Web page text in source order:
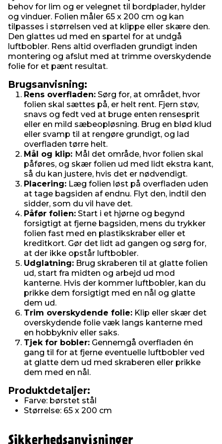
behov for lim og er velegnet til bordplader, hylder
og vinduer. Folien måler 65 x 200 cm og kan
tilpasses i størrelsen ved at klippe eller skære den.
Den glattes ud med en spartel for at undgå
luftbobler. Rens altid overfladen grundigt inden
montering og afslut med at trimme overskydende
folie for et pænt resultat.
Brugsanvisning:
Rens overfladen: Sørg for, at området, hvor
folien skal sættes på, er helt rent. Fjern støv,
snavs og fedt ved at bruge enten rensesprit
eller en mild sæbeopløsning. Brug en blød klud
eller svamp til at rengøre grundigt, og lad
overfladen tørre helt.
Mål og klip: Mål det område, hvor folien skal
påføres, og skær folien ud med lidt ekstra kant,
så du kan justere, hvis det er nødvendigt.
Placering: Læg folien løst på overfladen uden
at tage bagsiden af endnu. Flyt den, indtil den
sidder, som du vil have det.
Påfør folien: Start i et hjørne og begynd
forsigtigt at fjerne bagsiden, mens du trykker
folien fast med en plastikskraber eller et
kreditkort. Gør det lidt ad gangen og sørg for,
at der ikke opstår luftbobler.
Udglatning: Brug skraberen til at glatte folien
ud, start fra midten og arbejd ud mod
kanterne. Hvis der kommer luftbobler, kan du
prikke dem forsigtigt med en nål og glatte
dem ud.
Trim overskydende folie: Klip eller skær det
overskydende folie væk langs kanterne med
en hobbykniv eller saks.
Tjek for bobler: Gennemgå overfladen én
gang til for at fjerne eventuelle luftbobler ved
at glatte dem ud med skraberen eller prikke
dem med en nål.
Produktdetaljer:
Farve: børstet stål
Størrelse: 65 x 200 cm
Sikkerhedsanvisninger